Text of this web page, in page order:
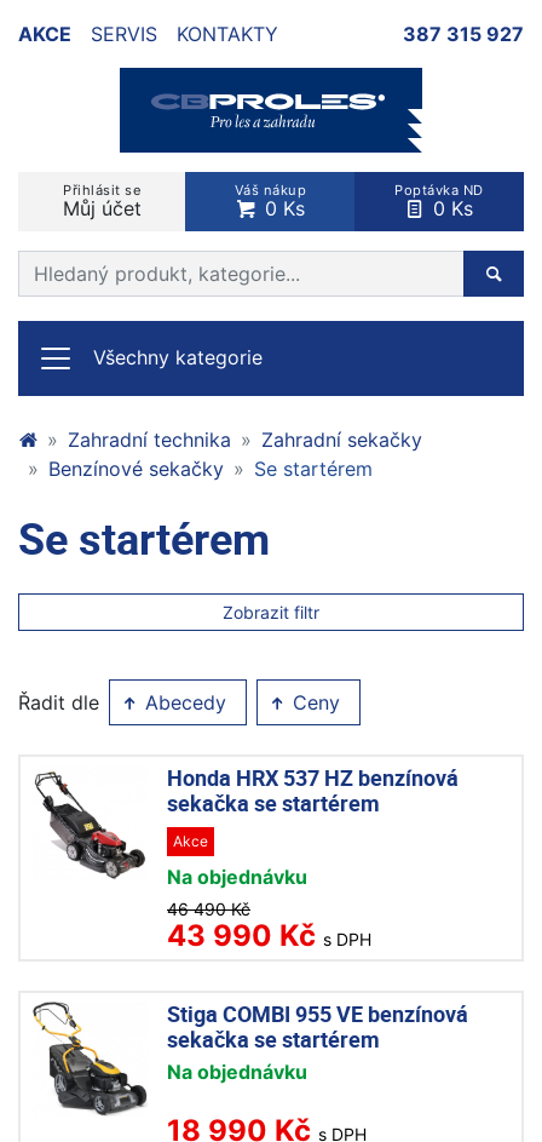
AKCE SERVIS KONTAKTY 387 315 927
Přihlásit se
Můj účet
Váš nákup
0 Ks
Poptávka ND
0 Ks
Prohledat web
Všechny kategorie
Zahradní technika
Zahradní sekačky
Benzínové sekačky
Se startérem
Se startérem
Zobrazit filtr
Řadit dle Abecedy Ceny
Honda HRX 537 HZ benzínová
sekačka se startérem
Akce
Na objednávku
46 490 Kč
43 990 Kč s DPH
Stiga COMBI 955 VE benzínová
sekačka se startérem
Na objednávku
18 990 Kč s DPH